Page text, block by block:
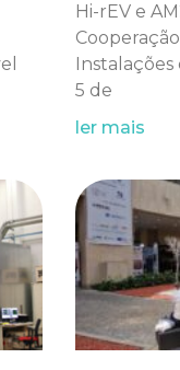
Hi-rEV e
5 de
ler mais